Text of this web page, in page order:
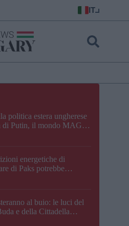
IT
politica estera ungherese
di Putin, il mondo MAGA,
energetiche di
di Paks potrebbe
al buio: le luci del
e della Cittadella